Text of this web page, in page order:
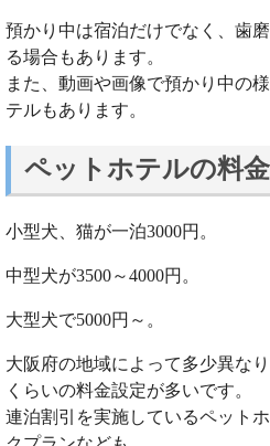
預かり中は宿泊だけでなく、歯
る場合もあります。
また、動画や画像で預かり中の
テルもあります。
ペットホテルの料金
小型犬、猫が一泊3000円。
中型犬が3500～4000円。
大型犬で5000円～。
大阪府の地域によって多少異な
くらいの料金設定が多いです。
連泊割引を実施しているペット